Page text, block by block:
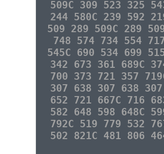
509C 309 523 325
244 580C 239 592
509 289 509C 289
748 574 734 554
545C 690 534 699
342 673 361 689C
700 373 721 357
307 638 307 638
652 721 667C 716
582 648 598 648C
792C 519 779 532
502 821C 481 806